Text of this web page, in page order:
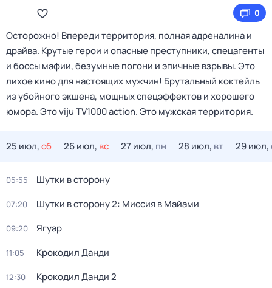
0
Осторожно! Впереди территория, полная адреналина и
драйва. Крутые герои и опасные преступники, спецагенты
и боссы мафии, безумные погони и эпичные взрывы. Это
лихое кино для настоящих мужчин! Брутальный коктейль
из убойного экшена, мощных спецэффектов и хорошего
юмора. Это viju TV1000 action. Это мужская территория.
25 июл,сб 26 июл, вс 27 июл, пн 28 июл, вт 29 июл,
05:55 Шутки в сторону
07:20 Шутки в сторону 2: Миссия в Майами
09:20 Ягуар
11:05 Крокодил Данди
12:30 Крокодил Данди 2